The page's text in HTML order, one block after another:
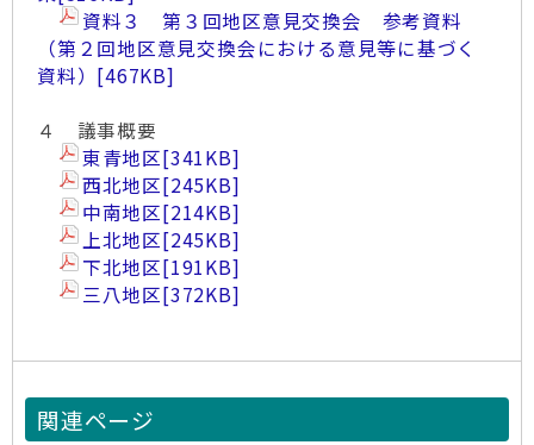
資料３ 第３回地区意見交換会 参考資料
（第２回地区意見交換会における意見等に基づく
資料） [467KB]
４ 議事概要
東青地区[341KB]
西北地区[245KB]
中南地区[214KB]
上北地区[245KB]
下北地区[191KB]
三八地区[372KB]
関連ページ